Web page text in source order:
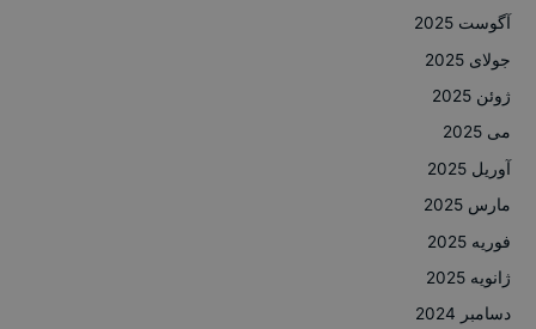
آگوست 2025
جولای 2025
ژوئن 2025
می 2025
آوریل 2025
مارس 2025
فوریه 2025
ژانویه 2025
دسامبر 2024